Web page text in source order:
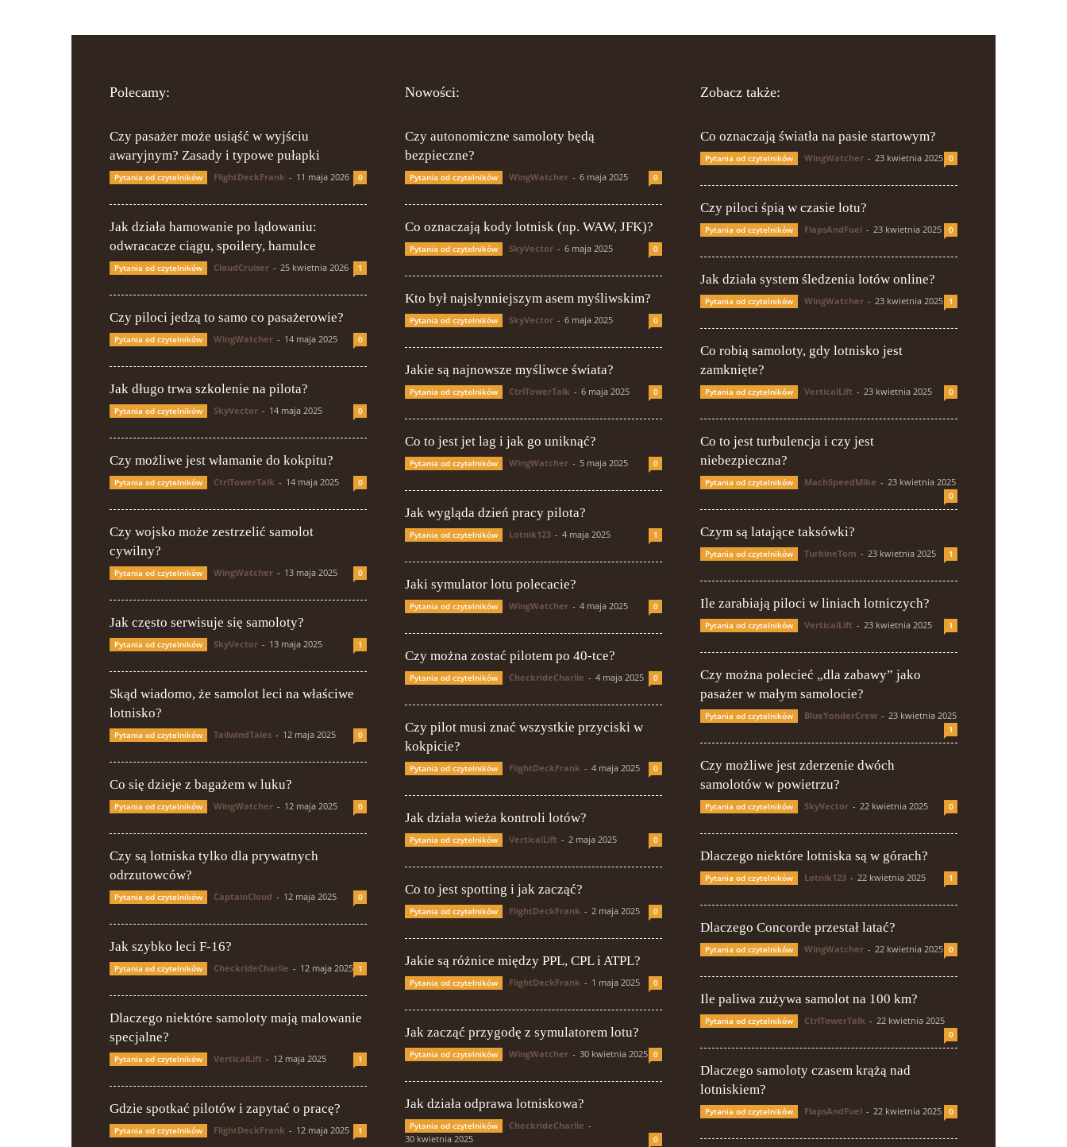
Polecamy:
Czy pasażer może usiąść w wyjściu
awaryjnym? Zasady i typowe pułapki
Pytania od czytelników FlightDeckFrank - 11 maja 2026 0
Jak działa hamowanie po lądowaniu:
odwracacze ciągu, spoilery, hamulce
Pytania od czytelników CloudCruiser - 25 kwietnia 2026 1
Czy piloci jedzą to samo co pasażerowie?
Pytania od czytelników WingWatcher - 14 maja 2025 0
Jak długo trwa szkolenie na pilota?
Pytania od czytelników SkyVector - 14 maja 2025 0
Czy możliwe jest włamanie do kokpitu?
Pytania od czytelników CtrlTowerTalk - 14 maja 2025 0
Czy wojsko może zestrzelić samolot
cywilny?
Pytania od czytelników WingWatcher - 13 maja 2025 0
Jak często serwisuje się samoloty?
Pytania od czytelników SkyVector - 13 maja 2025 1
Skąd wiadomo, że samolot leci na właściwe
lotnisko?
Pytania od czytelników TailwindTales - 12 maja 2025 0
Co się dzieje z bagażem w luku?
Pytania od czytelników WingWatcher - 12 maja 2025 0
Czy są lotniska tylko dla prywatnych
odrzutowców?
Pytania od czytelników CaptainCloud - 12 maja 2025 0
Jak szybko leci F-16?
Pytania od czytelników CheckrideCharlie - 12 maja 2025 1
Dlaczego niektóre samoloty mają malowanie
specjalne?
Pytania od czytelników VerticalLift - 12 maja 2025 1
Gdzie spotkać pilotów i zapytać o pracę?
Pytania od czytelników FlightDeckFrank - 12 maja 2025 1
Nowości:
Czy autonomiczne samoloty będą
bezpieczne?
Pytania od czytelników WingWatcher - 6 maja 2025 0
Co oznaczają kody lotnisk (np. WAW, JFK)?
Pytania od czytelników SkyVector - 6 maja 2025 0
Kto był najsłynniejszym asem myśliwskim?
Pytania od czytelników SkyVector - 6 maja 2025 0
Jakie są najnowsze myśliwce świata?
Pytania od czytelników CtrlTowerTalk - 6 maja 2025 0
Co to jest jet lag i jak go uniknąć?
Pytania od czytelników WingWatcher - 5 maja 2025 0
Jak wygląda dzień pracy pilota?
Pytania od czytelników Lotnik123 - 4 maja 2025 1
Jaki symulator lotu polecacie?
Pytania od czytelników WingWatcher - 4 maja 2025 0
Czy można zostać pilotem po 40-tce?
Pytania od czytelników CheckrideCharlie - 4 maja 2025 0
Czy pilot musi znać wszystkie przyciski w
kokpicie?
Pytania od czytelników FlightDeckFrank - 4 maja 2025 0
Jak działa wieża kontroli lotów?
Pytania od czytelników VerticalLift - 2 maja 2025 0
Co to jest spotting i jak zacząć?
Pytania od czytelników FlightDeckFrank - 2 maja 2025 0
Jakie są różnice między PPL, CPL i ATPL?
Pytania od czytelników FlightDeckFrank - 1 maja 2025 0
Jak zacząć przygodę z symulatorem lotu?
Pytania od czytelników WingWatcher - 30 kwietnia 2025 0
Jak działa odprawa lotniskowa?
Pytania od czytelników CheckrideCharlie -
30 kwietnia 2025
0
Zobacz także:
Co oznaczają światła na pasie startowym?
Pytania od czytelników WingWatcher - 23 kwietnia 2025 0
Czy piloci śpią w czasie lotu?
Pytania od czytelników FlapsAndFuel - 23 kwietnia 2025 0
Jak działa system śledzenia lotów online?
Pytania od czytelników WingWatcher - 23 kwietnia 2025 1
Co robią samoloty, gdy lotnisko jest
zamknięte?
Pytania od czytelników VerticalLift - 23 kwietnia 2025 0
Co to jest turbulencja i czy jest
niebezpieczna?
Pytania od czytelników MachSpeedMike - 23 kwietnia 2025
0
Czym są latające taksówki?
Pytania od czytelników TurbineTom - 23 kwietnia 2025 1
Ile zarabiają piloci w liniach lotniczych?
Pytania od czytelników VerticalLift - 23 kwietnia 2025 1
Czy można polecieć „dla zabawy” jako
pasażer w małym samolocie?
Pytania od czytelników BlueYonderCrew - 23 kwietnia 2025
1
Czy możliwe jest zderzenie dwóch
samolotów w powietrzu?
Pytania od czytelników SkyVector - 22 kwietnia 2025 0
Dlaczego niektóre lotniska są w górach?
Pytania od czytelników Lotnik123 - 22 kwietnia 2025 1
Dlaczego Concorde przestał latać?
Pytania od czytelników WingWatcher - 22 kwietnia 2025 0
Ile paliwa zużywa samolot na 100 km?
Pytania od czytelników CtrlTowerTalk - 22 kwietnia 2025
0
Dlaczego samoloty czasem krążą nad
lotniskiem?
Pytania od czytelników FlapsAndFuel - 22 kwietnia 2025 0